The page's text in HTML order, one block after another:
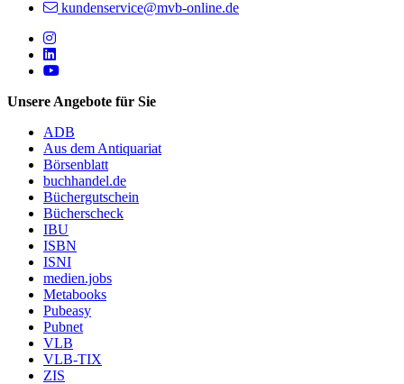
kundenservice@mvb-online.de
Follow us on https://www.instagram.com/lifeatmvb/
Follow us on https://www.linkedin.com/company/mvbbooks
Follow us on https://www.youtube.com/@mvbbooks
Unsere Angebote für Sie
ADB
Aus dem Antiquariat
Börsenblatt
buchhandel.de
Büchergutschein
Bücherscheck
IBU
ISBN
ISNI
medien.jobs
Metabooks
Pubeasy
Pubnet
VLB
VLB-TIX
ZIS